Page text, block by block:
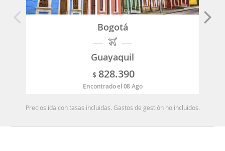
Bogotá
Guayaquil
$ 828.390
Encontrado el 08 Ago
Precios ida con tasas incluidas. Gastos de gestión no incluidos.